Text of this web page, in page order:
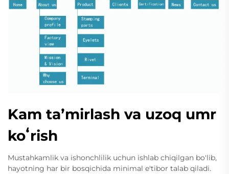
Kam taʼmirlash va uzoq umr
koʻrish
Mustahkamlik va ishonchlilik uchun ishlab chiqilgan bo'lib,
hayotning har bir bosqichida minimal e'tibor talab qiladi.